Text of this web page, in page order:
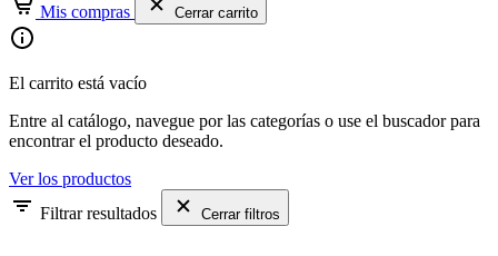
Mis compras Cerrar carrito
El carrito está vacío
Entre al catálogo, navegue por las categorías o use el buscador para
encontrar el producto deseado.
Ver los productos
Filtrar resultados
Cerrar filtros